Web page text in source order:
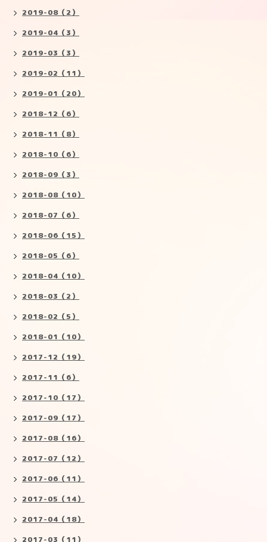
2019-08（2）
2019-04（3）
2019-03（3）
2019-02（11）
2019-01（20）
2018-12（6）
2018-11（8）
2018-10（6）
2018-09（3）
2018-08（10）
2018-07（6）
2018-06（15）
2018-05（6）
2018-04（10）
2018-03（2）
2018-02（5）
2018-01（10）
2017-12（19）
2017-11（6）
2017-10（17）
2017-09（17）
2017-08（16）
2017-07（12）
2017-06（11）
2017-05（14）
2017-04（18）
2017-03（11）